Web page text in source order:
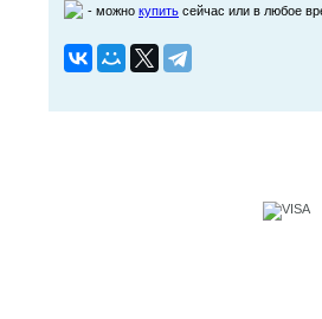
- можно купить сейчас или в любое